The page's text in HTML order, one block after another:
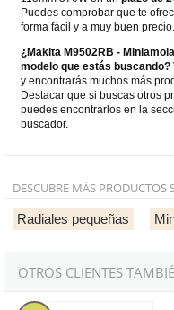
Puedes comprobar que te
forma fácil y a muy buen precio.
¿Makita M9502RB -
modelo que estás buscando?
y encontrarás muchos más
Destacar que si buscas otros
puedes encontrarlos en la
buscador.
DESCUBRE MÁS PRODUCTOS
Radiales pequeñas
OTROS CLIENTES
Miniamoladora Makita